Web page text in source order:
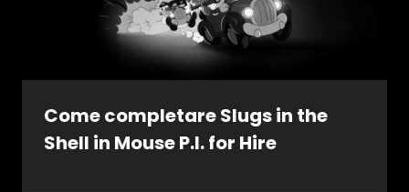
Come completare Slugs in the
Shell in Mouse P.I. for Hire